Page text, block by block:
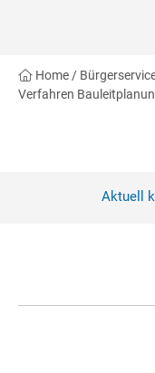
Home /
Verfahren
Aktuell